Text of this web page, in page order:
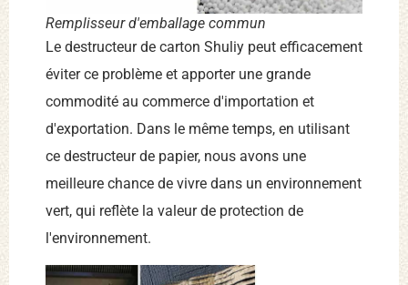
Remplisseur d'emballage commun
Le destructeur de carton Shuliy peut efficacement
éviter ce problème et apporter une grande
commodité au commerce d'importation et
d'exportation. Dans le même temps, en utilisant
ce destructeur de papier, nous avons une
meilleure chance de vivre dans un environnement
vert, qui reflète la valeur de protection de
l'environnement.